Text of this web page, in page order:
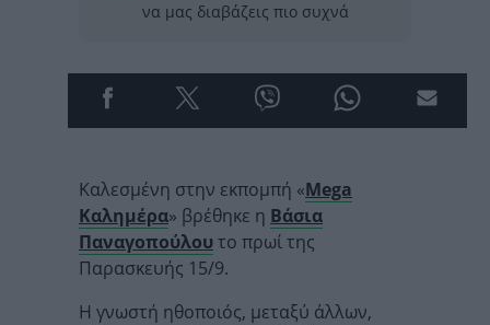
να μας διαβάζεις πιο συχνά
Καλεσμένη στην εκπομπή «Mega
Καλημέρα» βρέθηκε η Βάσια
Παναγοπούλουτο πρωί της
Παρασκευής 15/9.
Η γνωστή ηθοποιός, μεταξύ άλλων,